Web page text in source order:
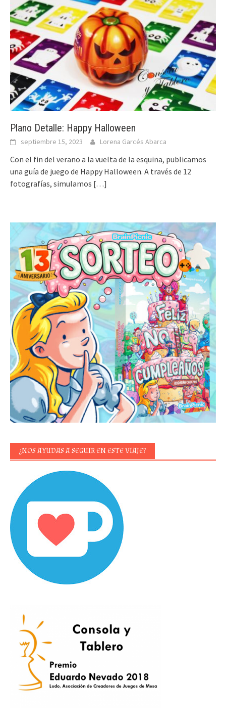
Plano Detalle: Happy Halloween
septiembre 15, 2023 Lorena Garcés Abarca
Con el fin del verano a la vuelta de la esquina, publicamos
una guía de juego de Happy Halloween. A través de 12
fotografías, simulamos […]
¿NOS AYUDAS A SEGUIR EN ESTE VIAJE?